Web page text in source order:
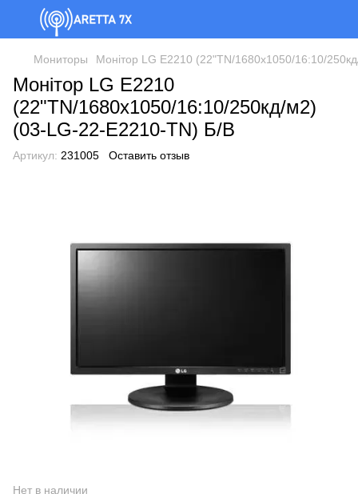
Мониторы Монітор LG E2210 (22"TN/1680x1050/16:10/
Монітор LG E2210
(22"TN/1680x1050/16:10/250кд/м2)
(03-LG-22-E2210-TN) Б/В
Артикул: 231005 Оставить отзыв
Нет в наличии